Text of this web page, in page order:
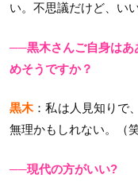
い。不思議だけど、い
──黒木さんご自身はあ
めそうですか？
黒木：私は人見知りで
無理かもしれない。（笑
──現代の方がいい?